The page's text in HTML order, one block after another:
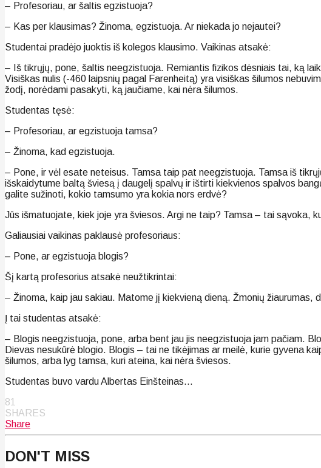
– Profesoriau, ar šaltis egzistuoja?
– Kas per klausimas? Žinoma, egzistuoja. Ar niekada jo nejautei?
Studentai pradėjo juoktis iš kolegos klausimo. Vaikinas atsakė:
– Iš tikrųjų, pone, šaltis neegzistuoja. Remiantis fizikos dėsniais tai, ką
Visiškas nulis (-460 laipsnių pagal Farenheitą) yra visiškas šilumos
žodį, norėdami pasakyti, ką jaučiame, kai nėra šilumos.
Studentas tęsė:
– Profesoriau, ar egzistuoja tamsa?
– Žinoma, kad egzistuoja.
– Pone, ir vėl esate neteisus. Tamsa taip pat neegzistuoja. Tamsa iš
išskaidytume baltą šviesą į daugelį spalvų ir ištirti kiekvienos spalvos
galite sužinoti, kokio tamsumo yra kokia nors erdvė?
Jūs išmatuojate, kiek joje yra šviesos. Argi ne taip? Tamsa – tai sąvoka,
Galiausiai vaikinas paklausė profesoriaus:
– Pone, ar egzistuoja blogis?
Šį kartą profesorius atsakė neužtikrintai:
– Žinoma, kaip jau sakiau. Matome jį kiekvieną dieną. Žmonių
Į tai studentas atsakė:
– Blogis neegzistuoja, pone, arba bent jau jis neegzistuoja jam pačiam.
Dievas nesukūrė blogio. Blogis – tai ne tikėjimas ar meilė, kurie gyvena
šilumos, arba lyg tamsa, kuri ateina, kai nėra šviesos.
Studentas buvo vardu Albertas Einšteinas…
81
SHARES
Share
DON'T MISS